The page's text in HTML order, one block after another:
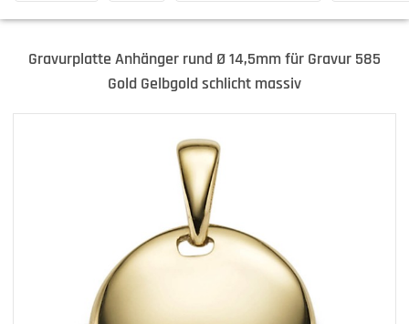
Gravurplatte Anhänger rund Ø 14,5mm für Gravur 585
Gold Gelbgold schlicht massiv